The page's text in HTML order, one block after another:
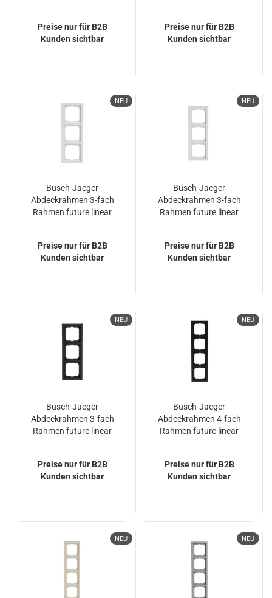
Preise nur für B2B
Kunden sichtbar
2CKA001754A4366
1723-184 NSK
Preise nur für B2B
Kunden sichtbar
NEU
Busch-Jaeger
Abdeckrahmen 3-fach
Rahmen future linear
Preise nur für B2B
Kunden sichtbar
NEU
Busch-Jaeger
Abdeckrahmen 3-fach
Rahmen future linear
Preise nur für B2B
Kunden sichtbar
NEU
Busch-Jaeger
Abdeckrahmen 3-fach
Rahmen future linear
Preise nur für B2B
Kunden sichtbar
NEU
Busch-Jaeger
Abdeckrahmen 4-fach
Rahmen future linear
Preise nur für B2B
Kunden sichtbar
NEU NEU